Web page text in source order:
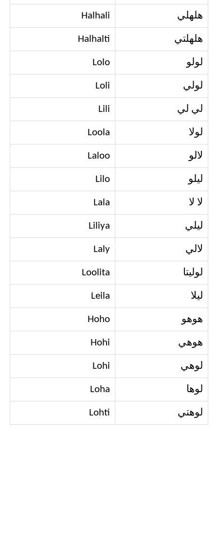
هلهلي Halhali
هلهلتي Halhalti
لولو Lolo
لولي Loli
لي لي Lili
لولا Loola
لالو Laloo
ليلو Lilo
لا لا Lala
ليلي Liliya
لالي Laly
لوليتا Loolita
ليلا Leila
هوهو Hoho
هوهي Hohi
لوهي Lohi
لوها Loha
لوهتي Lohti